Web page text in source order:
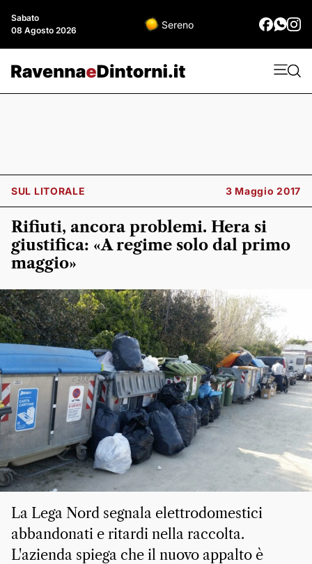
Sabato
08 Agosto 2026
Sereno
SUL LITORALE 3 Maggio 2017
Rifiuti, ancora problemi. Hera si
giustifica: «A regime solo dal primo
maggio»
La Lega Nord segnala elettrodomestici
abbandonati e ritardi nella raccolta.
L'azienda spiega che il nuovo appalto è